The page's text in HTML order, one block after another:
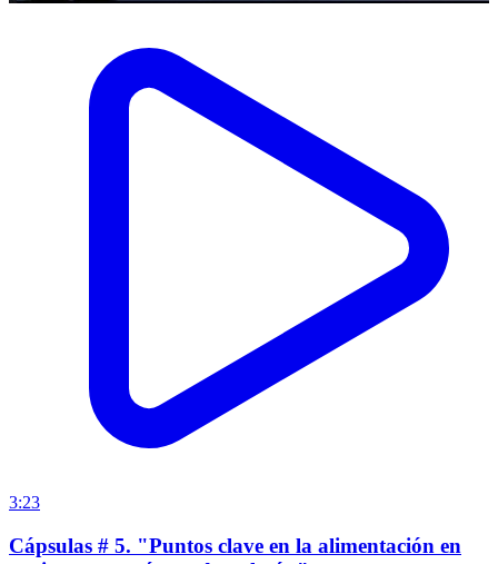
3:23
Cápsulas # 5. "Puntos clave en la alimentación en